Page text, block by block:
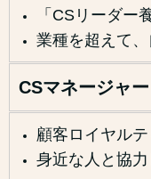
「CSリーダー
業種を超えて
CSマネージャー
顧客ロイヤル
身近な人と協